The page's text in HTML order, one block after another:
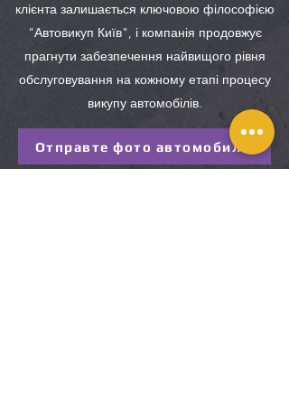
клієнта залишається ключовою філософією
"Автовикуп Київ", і компанія продовжує
прагнути забезпечення найвищого рівня
обслуговування на кожному етапі процесу
викупу автомобілів.
Отправте фото автомобиля